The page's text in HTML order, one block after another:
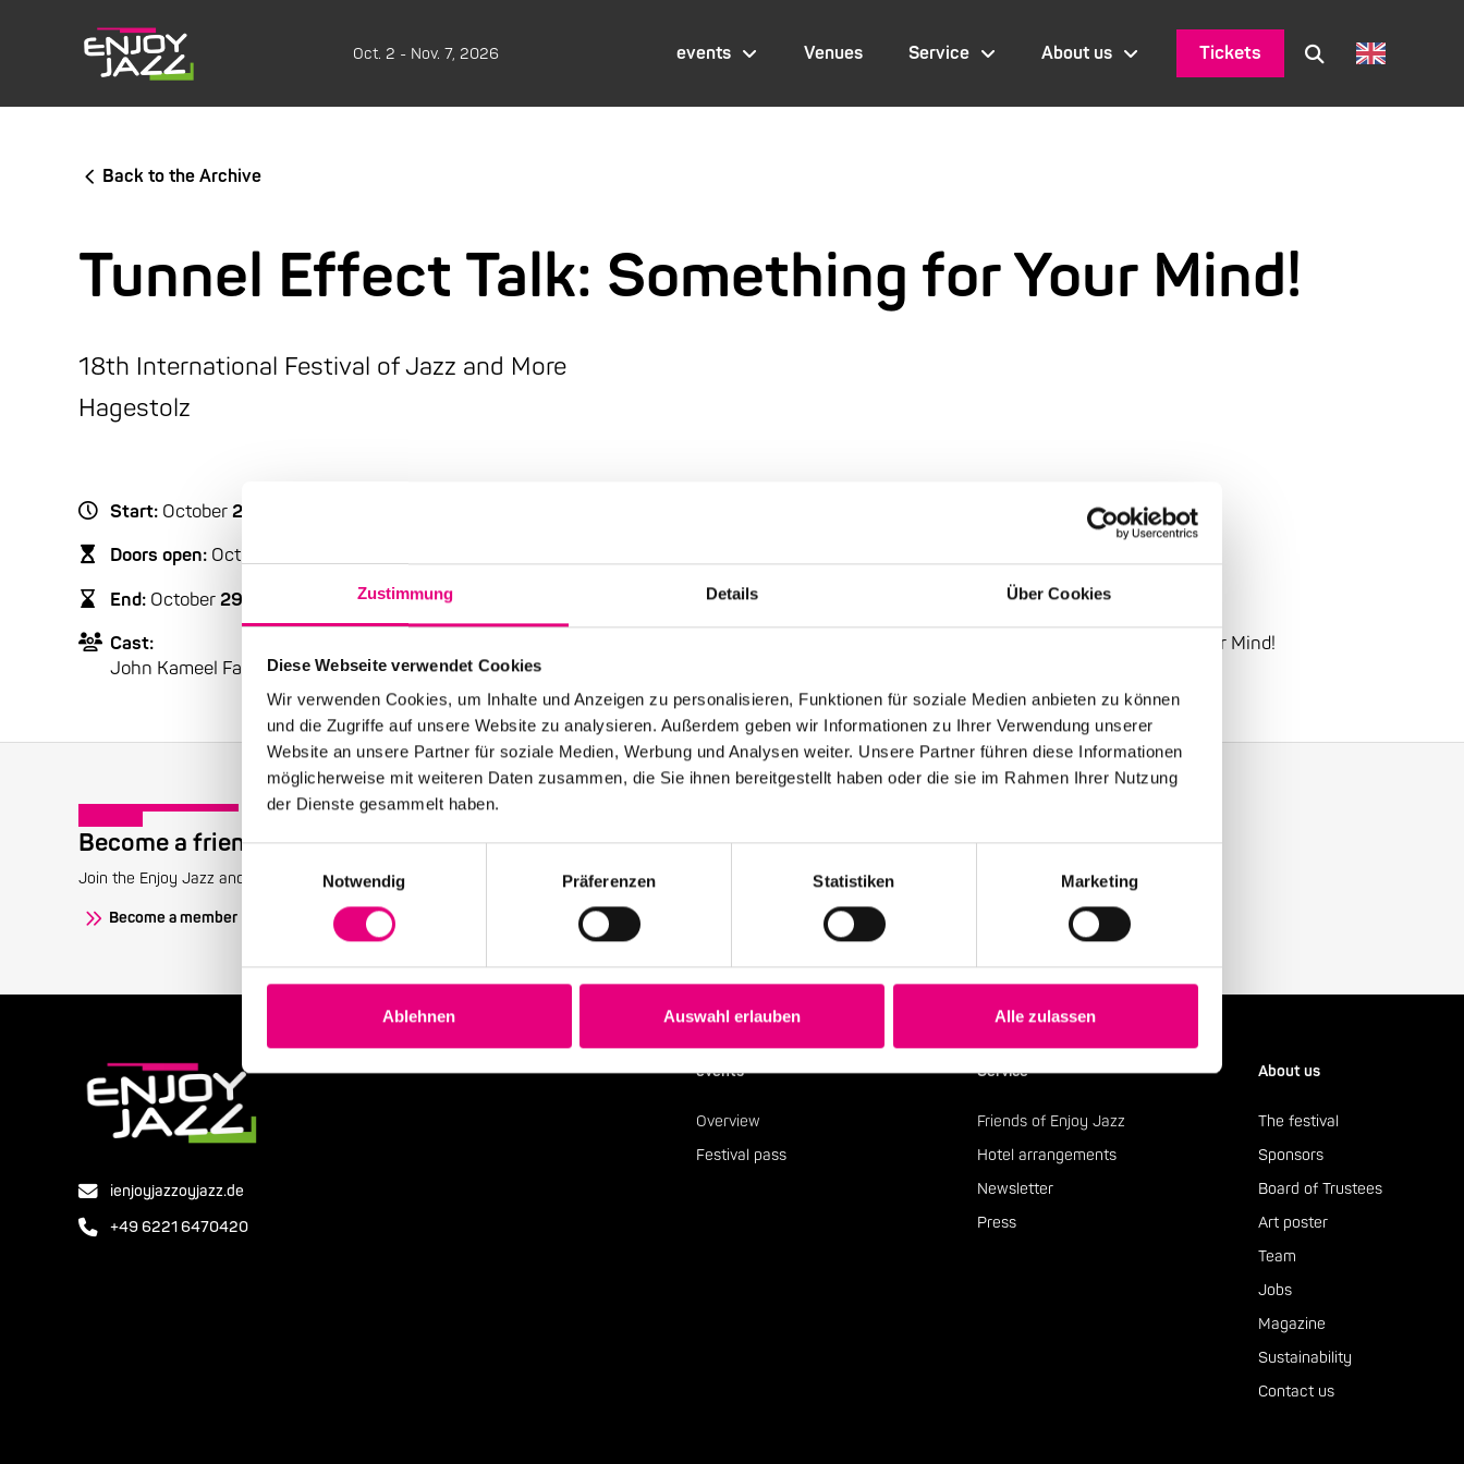
Zustimmung Details Über Cookies
Diese Webseite verwendet Cookies
Wir verwenden Cookies, um Inhalte und Anzeigen zu personalisieren, Funktionen für soziale Medien anbieten zu können
und die Zugriffe auf unsere Website zu analysieren. Außerdem geben wir Informationen zu Ihrer Verwendung unserer
Website an unsere Partner für soziale Medien, Werbung und Analysen weiter. Unsere Partner führen diese Informationen
möglicherweise mit weiteren Daten zusammen, die Sie ihnen bereitgestellt haben oder die sie im Rahmen Ihrer Nutzung
der Dienste gesammelt haben.
Einwilligungsauswahl
Notwendig
Präferenzen Statistiken Marketing
Ablehnen Auswahl erlauben Alle zulassen
Oct. 2 - Nov. 7, 2026 events Venues Service About us Tickets
Back to the Archive
Tunnel Effect Talk: Something for Your Mind!
18th International Festival of Jazz and More
Hagestolz
Start: October29
Doors open: October
End: October29
, 2016 – 7:00 p.m.
Cast:
John Kameel Farah: piano, keyboards, organ | Rainer Kern
Hagestolz: Jungbuschstraße26, Mannheim
Talk: Something For Your Mind!
Become a friend!
Join the Enjoy Jazz and receive exclusive information about the festival.
Become a member
Stay up to date!
Receive the latest news regularly with our Enjoy Jazz.
Subscribe to our newsletter
ienjoyjazzoyjazz.de
+49 6221 6470420
events
Overview
Festival pass
Service
Friends of Enjoy Jazz
Hotel arrangements
Newsletter
Press
About us
The festival
Sponsors
Board of Trustees
Art poster
Team
Jobs
Magazine
Sustainability
Contact us